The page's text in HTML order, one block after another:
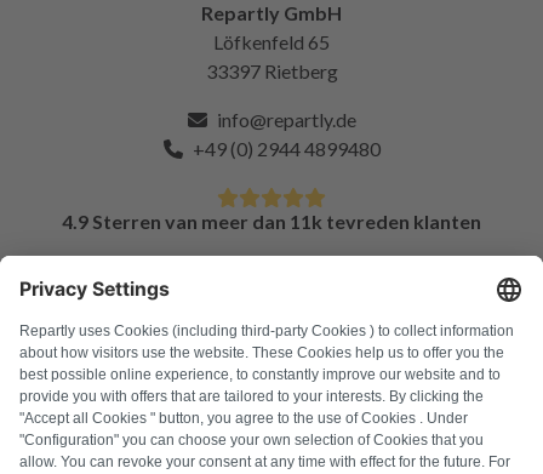
Repartly GmbH
Löfkenfeld 65
33397 Rietberg
info@repartly.de
+49 (0) 2944 4899480
4.9 Sterren van meer dan 11k tevreden klanten
FAQ
Alle foutcodes
Over ons